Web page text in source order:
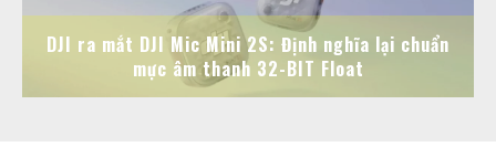
DJI ra mắt DJI Mic Mini 2S: Định nghĩa lại chuẩn
mực âm thanh 32-BIT Float